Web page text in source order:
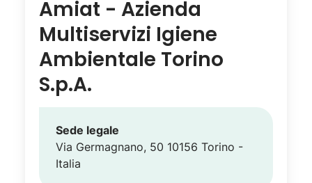
Amiat - Azienda
Multiservizi Igiene
Ambientale Torino
S.p.A.
Sede legale
Via Germagnano, 50 10156 Torino -
Italia